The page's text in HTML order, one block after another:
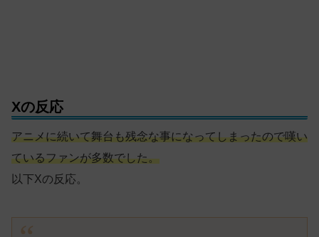
Xの反応
アニメに続いて舞台も残念な事になってしまったので嘆い
ているファンが多数でした。
以下Xの反応。